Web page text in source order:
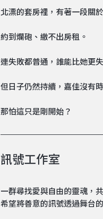
北漂的套房裡，有著一段關
約到爛砲、繳不出房租。
連失敗都普通，誰能比她更
但日子仍然持續，嘉佳沒有
那怕這只是剛開始？
訊號工作室
一群尋找愛與自由的靈魂，
希望將善意的訊號透過舞台